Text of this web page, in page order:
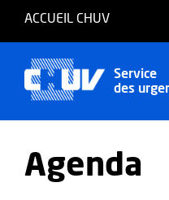
ACCUEIL CHUV
Service
des
Agenda